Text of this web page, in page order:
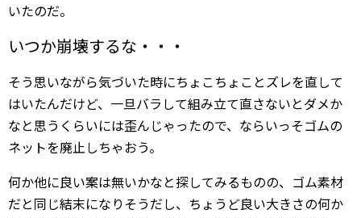
いたのだ。
いつか崩壊するな・・・
そう思いながら気づいた時にちょこちょことズレを直して
はいたんだけど、一旦バラして組み立て直さないとダメか
なと思うくらいには歪んじゃったので、ならいっそゴムの
ネットを廃止しちゃおう。
何か他に良い案は無いかなと探してみるものの、ゴム素材
だと同じ結末になりそうだし、ちょうど良い大きさの何か